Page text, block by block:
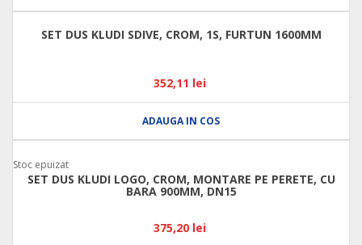
SET DUS KLUDI SDIVE, CROM, 1S, FURTUN 1600MM
352,11 lei
ADAUGA IN COS
Stoc epuizat
SET DUS KLUDI LOGO, CROM, MONTARE PE PERETE, CU
BARA 900MM, DN15
375,20 lei